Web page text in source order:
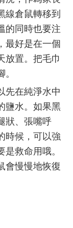
線倉鼠轉移到
的同時也要注
最好是在一個
放置。把毛巾
先在純淨水中
鹽水。如果黑
狀、張嘴呼
時候，可以強
救命用哦。
會慢慢地恢復